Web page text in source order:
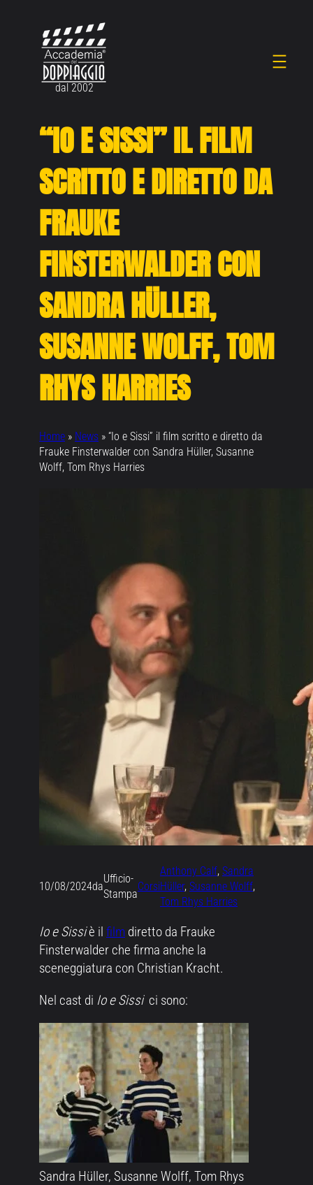
contenuto
dal 2002
“IO E SISSI” IL FILM
SCRITTO E DIRETTO DA
FRAUKE
FINSTERWALDER CON
SANDRA HÜLLER,
SUSANNE WOLFF, TOM
RHYS HARRIES
Home » News » “Io e Sissi” il film scritto e diretto da
Frauke Finsterwalder con Sandra Hüller, Susanne
Wolff, Tom Rhys Harries
10/08/2024da
Ufficio-
Stampa
Corsi
Anthony Calf, Sandra
Hüller, Susanne Wolff
Tom Rhys Harries
Io e Sissiè il film diretto da Frauke
Finsterwalder che firma anche la
sceneggiatura con Christian Kracht.
Nel cast di Io e Sissici sono:
Sandra Hüller, Susanne Wolff, Tom Rhys